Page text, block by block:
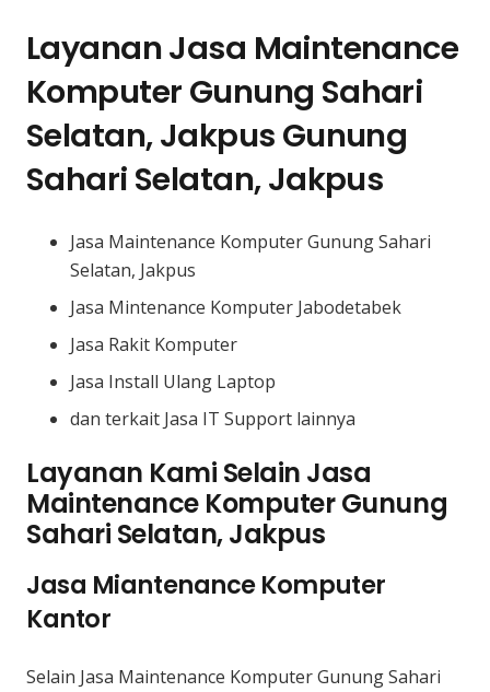
Layanan Jasa Maintenance
Komputer Gunung Sahari
Selatan, Jakpus Gunung
Sahari Selatan, Jakpus
Jasa Maintenance Komputer Gunung Sahari
Selatan, Jakpus
Jasa Mintenance Komputer Jabodetabek
Jasa Rakit Komputer
Jasa Install Ulang Laptop
dan terkait Jasa IT Support lainnya
Layanan Kami Selain Jasa
Maintenance Komputer Gunung
Sahari Selatan, Jakpus
Jasa Miantenance Komputer
Kantor
Selain Jasa Maintenance Komputer Gunung Sahari